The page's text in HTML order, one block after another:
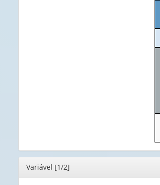
Editor
Variável [1/2]